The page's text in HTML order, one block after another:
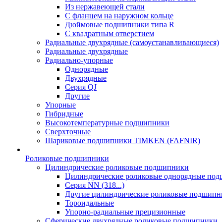
Из нержавеющей стали
С фланцем на наружном кольце
Дюймовые подшипники типа R
С квадратным отверстием
Радиальные двухрядные (самоустанавливающиеся)
Радиальные двухрядные
Радиально-упорные
Однорядные
Двухрядные
Серия QJ
Другие
Упорные
Гибридные
Высокотемпературные подшипники
Сверхточные
Шариковые подшипники TIMKEN (FAFNIR)
Роликовые подшипники
Цилиндрические роликовые подшипники
Цилиндрические роликовые однорядные
Серия NN (318...)
Другие цилиндрические роликовые
Тороидальные
Упорно-радиальные прецизионные